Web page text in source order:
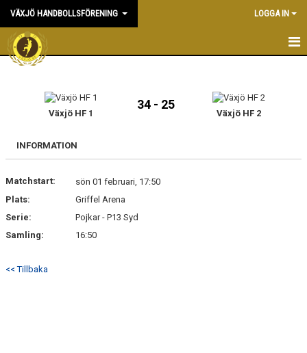
VÄXJÖ HANDBOLLSFÖRENING LOGGA IN
HEM
KONTAKT & KANSLI
DOKUMENT
Växjö HF 1
34 - 25
Växjö HF 2
INFORMATION
Matchstart:
sön 01 februari, 17:50
Plats:
Griffel Arena
Serie:
Pojkar - P13 Syd
Samling:
16:50
<< Tillbaka